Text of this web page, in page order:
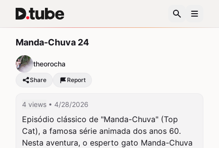
Manda-Chuva 24
theorocha
Share Report
4 views • 4/28/2026
Episódio clássico de "Manda-Chuva" (Top
Cat), a famosa série animada dos anos 60.
Nesta aventura, o esperto gato Manda-Chuva